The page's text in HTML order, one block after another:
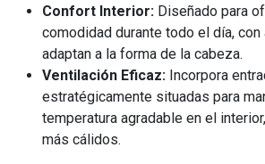
Confort Interior: Diseñado para
comodidad durante todo el día,
adaptan a la forma de la cabeza.
Ventilación Eficaz: Incorpora
estratégicamente situadas para
temperatura agradable en el
más cálidos.